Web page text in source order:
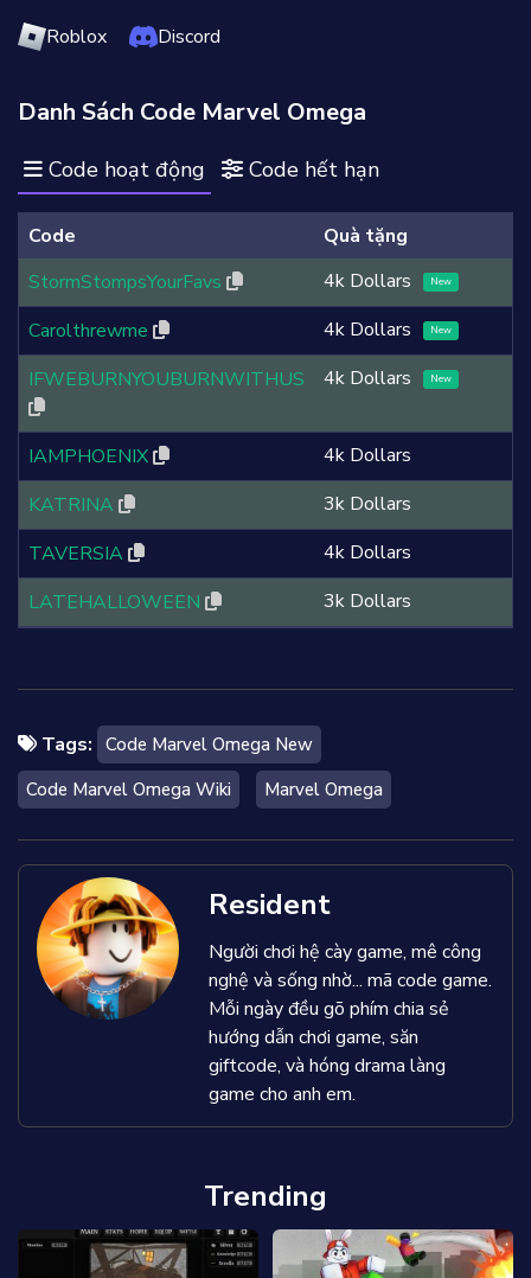
Roblox
Discord
Danh Sách Code Marvel Omega
Code hoạt động Code hết hạn
Code
Quà tặng
StormStompsYourFavs
4k Dollars New
Carolthrewme 4k Dollars New
IFWEBURNYOUBURNWITHUS 4k Dollars New
IAMPHOENIX
4k Dollars
KATRINA
3k Dollars
TAVERSIA
4k Dollars
LATEHALLOWEEN
3k Dollars
Tags: Code Marvel Omega New
Code Marvel Omega Wiki
Marvel Omega
Resident
Người chơi hệ cày game, mê công
nghệ và sống nhờ... mã code game.
Mỗi ngày đều gõ phím chia sẻ
hướng dẫn chơi game, săn
giftcode, và hóng drama làng
game cho anh em.
Trending